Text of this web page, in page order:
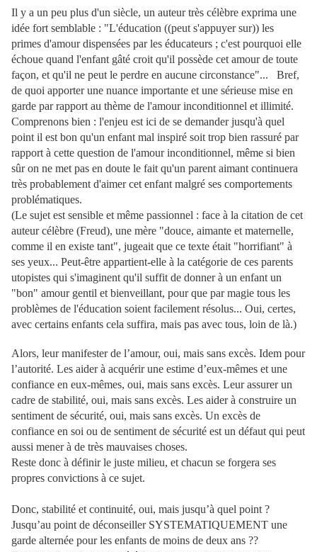
Il y a un peu plus d'un siècle, un auteur très célèbre exprima une
idée fort semblable : "L'éducation ((peut s'appuyer sur)) les
primes d'amour dispensées par les éducateurs ; c'est pourquoi elle
échoue quand l'enfant gâté croit qu'il possède cet amour de toute
façon, et qu'il ne peut le perdre en aucune circonstance"... Bref,
de quoi apporter une nuance importante et une sérieuse mise en
garde par rapport au thème de l'amour inconditionnel et illimité.
Comprenons bien : l'enjeu est ici de se demander jusqu'à quel
point il est bon qu'un enfant mal inspiré soit trop bien rassuré par
rapport à cette question de l'amour inconditionnel, même si bien
sûr on ne met pas en doute le fait qu'un parent aimant continuera
très probablement d'aimer cet enfant malgré ses comportements
problématiques.
(Le sujet est sensible et même passionnel : face à la citation de cet
auteur célèbre (Freud), une mère "douce, aimante et maternelle,
comme il en existe tant", jugeait que ce texte était "horrifiant" à
ses yeux... Peut-être appartient-elle à la catégorie de ces parents
utopistes qui s'imaginent qu'il suffit de donner à un enfant un
"bon" amour gentil et bienveillant, pour que par magie tous les
problèmes de l'éducation soient facilement résolus... Oui, certes,
avec certains enfants cela suffira, mais pas avec tous, loin de là.)
Alors, leur manifester de l’amour, oui, mais sans excès. Idem pour
l’autorité. Les aider à acquérir une estime d’eux-mêmes et une
confiance en eux-mêmes, oui, mais sans excès. Leur assurer un
cadre de stabilité, oui, mais sans excès. Les aider à construire un
sentiment de sécurité, oui, mais sans excès. Un excès de
confiance en soi ou de sentiment de sécurité est un défaut qui peut
aussi mener à de très mauvaises choses.
Reste donc à définir le juste milieu, et chacun se forgera ses
propres convictions à ce sujet.
Donc, stabilité et continuité, oui, mais jusqu’à quel point ?
Jusqu’au point de déconseiller SYSTEMATIQUEMENT une
garde alternée pour les enfants de moins de deux ans ??